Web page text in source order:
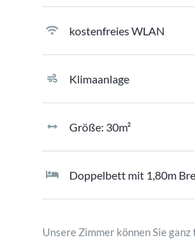
kostenfreies WLAN
Klimaanlage
Größe: 30m²
Doppelbett mit 1,80m
Unsere Zimmer können Sie ganz